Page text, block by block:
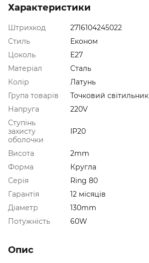
Характеристики
Штрихкод
2716104245022
Стиль
Економ
Цоколь
E27
Матеріал
Сталь
Колір
Латунь
Група товарів
Точковий світильник
Напруга
220V
Ступінь
захисту
оболочки
IP20
Висота
2mm
Форма
Кругла
Серія
Ring 80
Гарантія
12 місяців
Діаметр
130mm
Потужність
60W
Опис